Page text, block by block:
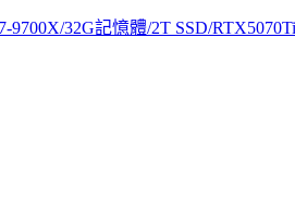
32G記憶體/2T SSD/